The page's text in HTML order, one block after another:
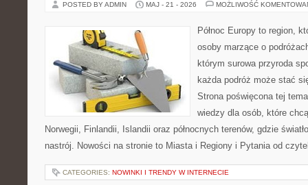
POSTED BY ADMIN MAJ - 21 - 2026 MOŻLIWOŚĆ
Północ Europy to region,
osoby marzące o
którym surowa przyroda
każda podróż może stać
Strona poświęcona tej
wiedzy dla osób, które
Norwegii, Finlandii, Islandii oraz północnych terenów, gdzie
nastrój. Nowości na stronie to Miasta i Regiony i Pytania od
CATEGORIES: NOWINKI I TRENDY W INTERNECIE